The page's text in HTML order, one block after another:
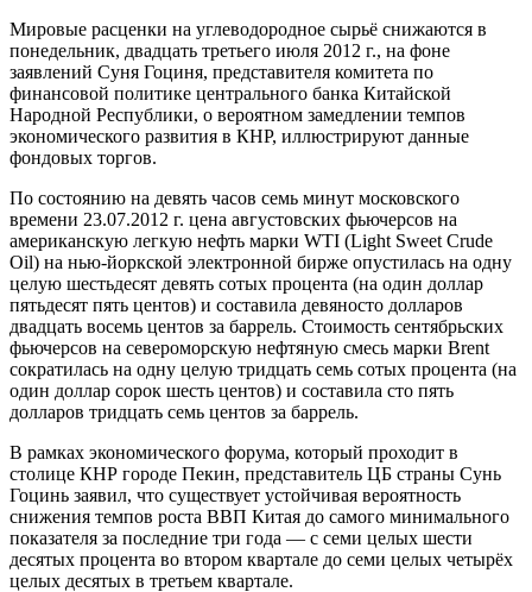
Мировые расценки на углеводородное сырьё снижаются в
понедельник, двадцать третьего июля 2012 г., на фоне
заявлений Суня Гоциня, представителя комитета по
финансовой политике центрального банка Китайской
Народной Республики, о вероятном замедлении темпов
экономического развития в КНР, иллюстрируют данные
фондовых торгов.
По состоянию на девять часов семь минут московского
времени 23.07.2012 г. цена августовских фьючерсов на
американскую легкую нефть марки WTI (Light Sweet Crude
Oil) на нью-йоркской электронной бирже опустилась на одну
целую шестьдесят девять сотых процента (на один доллар
пятьдесят пять центов) и составила девяносто долларов
двадцать восемь центов за баррель. Стоимость сентябрьских
фьючерсов на североморскую нефтяную смесь марки Brent
сократилась на одну целую тридцать семь сотых процента (на
один доллар сорок шесть центов) и составила сто пять
долларов тридцать семь центов за баррель.
В рамках экономического форума, который проходит в
столице КНР городе Пекин, представитель ЦБ страны Сунь
Гоцинь заявил, что существует устойчивая вероятность
снижения темпов роста ВВП Китая до самого минимального
показателя за последние три года — с семи целых шести
десятых процента во втором квартале до семи целых четырёх
целых десятых в третьем квартале.